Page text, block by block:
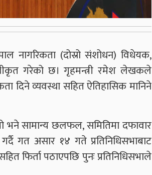
नागरिकता (दोस्रो संशोधन) विधेयक,
गरेको छ। गृहमन्त्री रमेश लेखकले
दिने व्यवस्था सहित ऐतिहासिक मानिने
भने सामान्य छलफल, समितिमा दफावार
गत असार १४ गते प्रतिनिधिसभाबाट
फिर्ता पठाएपछि पुनः प्रतिनिधिसभाले